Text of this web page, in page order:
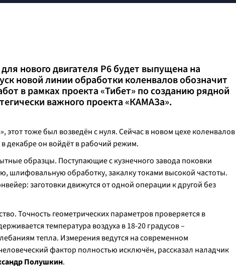
нового двигателя Р6 будет выпущена на
новой линии обработки коленвалов обозначит
в рамках проекта «Тибет» по созданию рядной
важного проекта «КАМАЗа».
этот тоже был возведён с нуля. Сейчас в новом цехе коленвалов
декабре он войдёт в рабочий режим.
образцы. Поступающие с кузнечного завода поковки
шлифовальную обработку, закалку токами высокой частоты.
заготовки движутся от одной операции к другой без
Точность геометрических параметров проверяется в
температура воздуха в 18-20 градусов –
тепла. Измерения ведутся на современном
фактор полностью исключён, рассказал наладчик
Полушкин.